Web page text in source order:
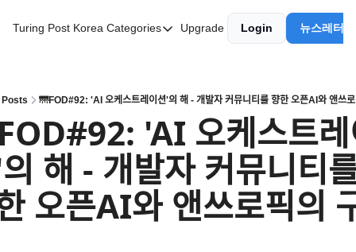
Turing Post Korea Categories
Categories
AI 에이전트
AI 101
AI Infra Unicorns
Community Twist
"Froth on the Daydream"
Upgrade Login 뉴스레터
Posts 🌁FOD#92: 'AI 오케스트레이션'의 해 - 개발자 커뮤니티를 향한 오픈AI와
'AI
해 - 개발자
오픈AI와 앤쓰로픽의